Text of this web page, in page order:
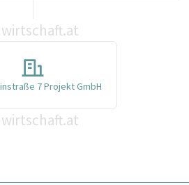
wirtschaft.at
7 Projekt GmbH
wirtschaft.at